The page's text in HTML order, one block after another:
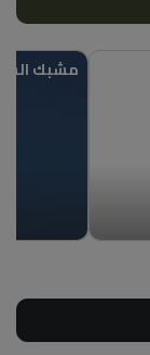
مشبك